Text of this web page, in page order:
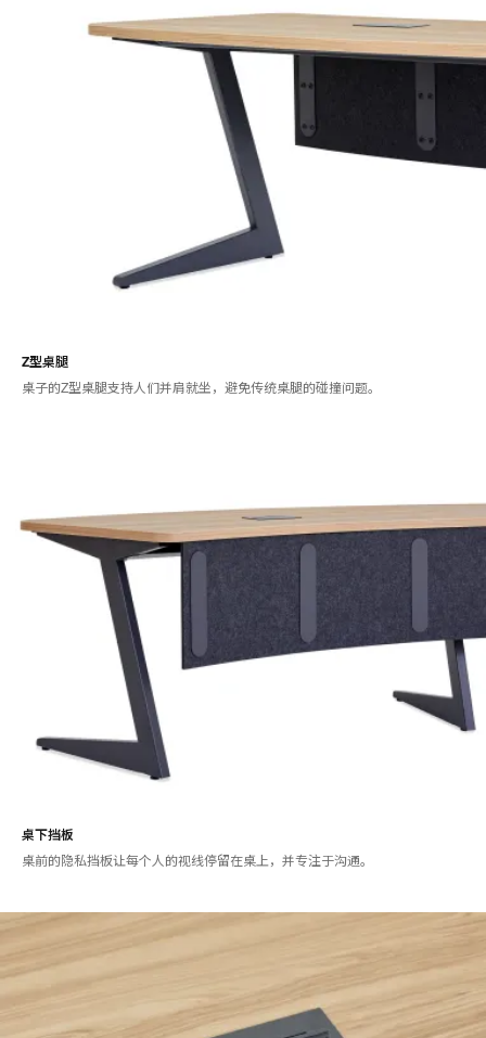
Z型桌腿
桌子的Z型桌腿支持人们并肩就坐，避免传统桌腿的碰撞问题。
桌下挡板
桌前的隐私挡板让每个人的视线停留在桌上，并专注于沟通。